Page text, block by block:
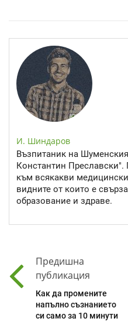
И. Шиндаров
Възпитаник на
Константин Преславски".
към всякакви
видните от които е
образование и здраве.
Предишна
публикация
Как да промените
напълно съзнанието
си само за 10 минути